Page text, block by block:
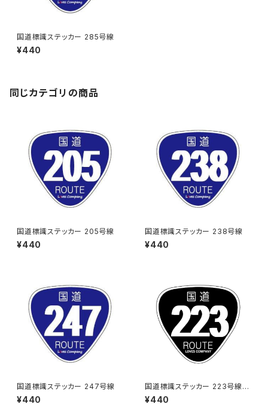
国道標識ステッカー 285号線
¥440
同じカテゴリの商品
国道標識ステッカー 205号線
¥440
国道標識ステッカー 238号線
¥440
国道標識ステッカー 247号線
¥440
国道標識ステッカー 223号線
（ブラック）
¥440